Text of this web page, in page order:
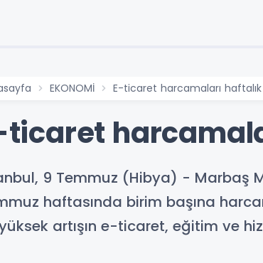
EKONOMİ E-ticaret harcamaları
ticaret
9 Temmuz (Hibya) - Marbaş
haftasında birim başına
artışın e-ticaret, eğitim ve